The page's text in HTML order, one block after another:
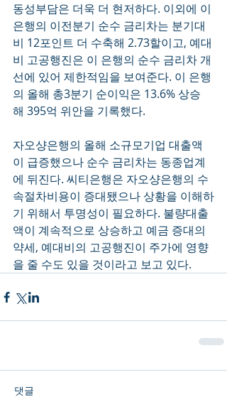
동성부담은 더욱 더 현저하다. 이외에 이
은행의 이전분기 순수 금리차는 분기대
비 12포인트 더 수축해 2.73할이고, 예대
비 고공행진은 이 은행의 순수 금리차 개
선에 있어 제한적임을 보여준다. 이 은행
의 올해 총3분기 순이익은 13.6% 상승
해 395억 위안을 기록했다.
자오샹은행의 올해 소규모기업 대출액
이 급증했으나 순수 금리차는 동종업계
에 뒤진다. 씨티은행은 자오샹은행의 수
속절차비용이 증대됐으나 상황을 이해하
기 위해서 투명성이 필요하다. 불량대출
액이 계속적으로 상승하고 예금 증대의
약세, 예대비의 고공행진이 주가에 영향
을 줄 수도 있을 것이라고 보고 있다.
댓글